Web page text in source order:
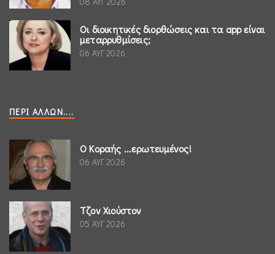
Οι διοικητικές διορθώσεις και τα app είναι
μεταρρυθμίσεις;
06 ΑΥΓ 2026
ΠΕΡΊ ΆΛΛΩΝ....
Ο Κοραής ...ερωτευμένος!
06 ΑΥΓ 2026
Τζον Χιούστον
05 ΑΥΓ 2026